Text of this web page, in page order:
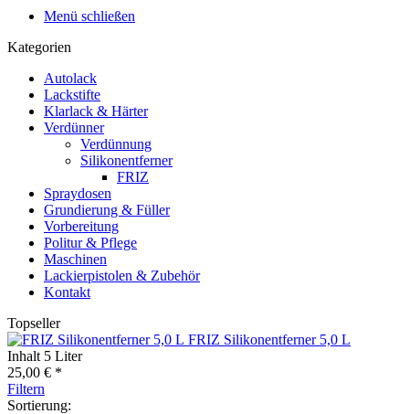
Menü schließen
Kategorien
Autolack
Lackstifte
Klarlack & Härter
Verdünner
Verdünnung
Silikonentferner
FRIZ
Spraydosen
Grundierung & Füller
Vorbereitung
Politur & Pflege
Maschinen
Lackierpistolen & Zubehör
Kontakt
Topseller
FRIZ Silikonentferner 5,0 L
Inhalt 5 Liter
25,00 € *
Filtern
Sortierung: